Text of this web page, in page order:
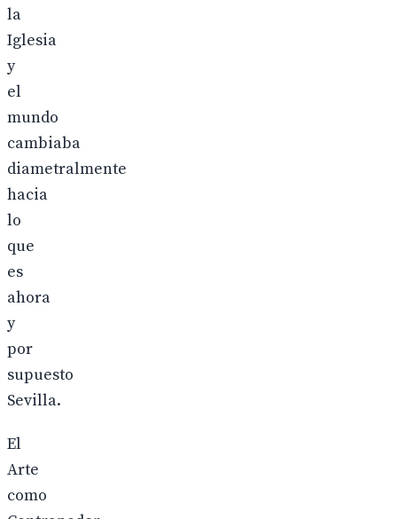
la
Iglesia
y
el
mundo
cambiaba
diametralmente
hacia
lo
que
es
ahora
y
por
supuesto
Sevilla.
El
Arte
como